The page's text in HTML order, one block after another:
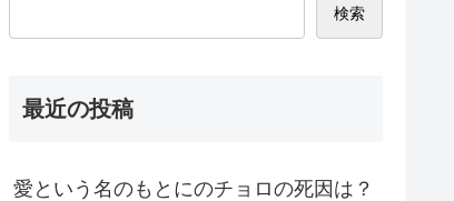
検索
最近の投稿
愛という名のもとにのチョロの死因は？